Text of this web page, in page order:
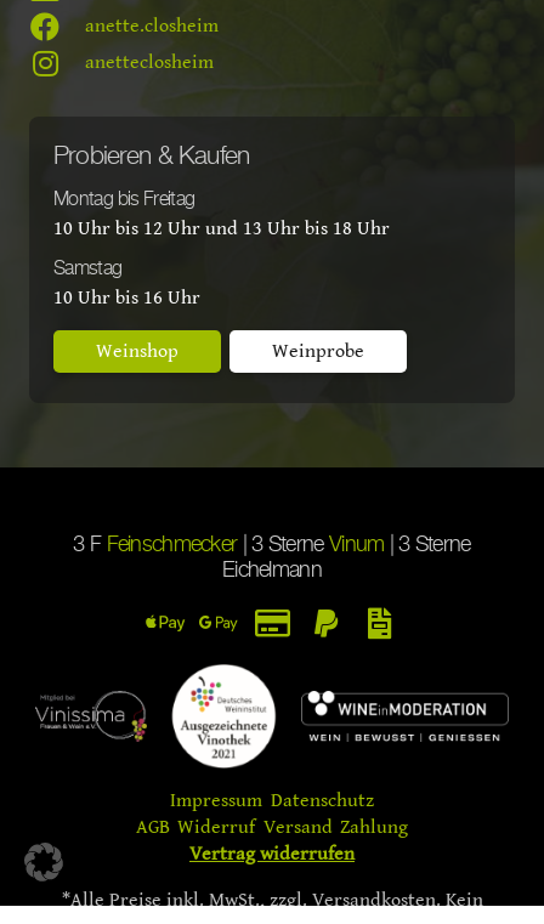
anette.closheim
anetteclosheim
Probieren & Kaufen
Montag bis Freitag
10 Uhr bis 12 Uhr und 13 Uhr bis 18 Uhr
Samstag
10 Uhr bis 16 Uhr
Weinshop Weinprobe
3 F Feinschmecker| 3 Sterne Vinum | 3 Sterne
Eichelmann
Impressum Datenschutz
AGB Widerruf Versand Zahlung
Vertrag widerrufen
*Alle Preise inkl. MwSt., zzgl. Versandkosten. Kein